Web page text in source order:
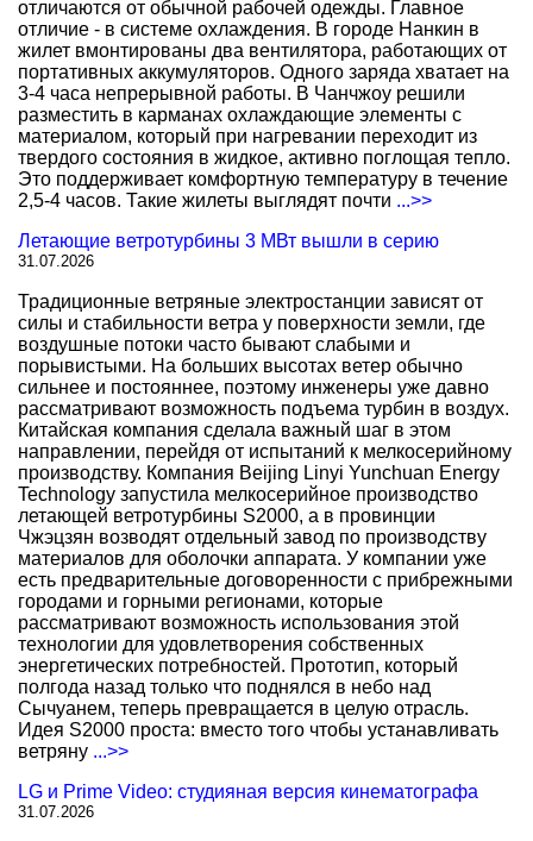
отличаются от обычной рабочей одежды. Главное
отличие - в системе охлаждения. В городе Нанкин в
жилет вмонтированы два вентилятора, работающих от
портативных аккумуляторов. Одного заряда хватает на
3-4 часа непрерывной работы. В Чанчжоу решили
разместить в карманах охлаждающие элементы с
материалом, который при нагревании переходит из
твердого состояния в жидкое, активно поглощая тепло.
Это поддерживает комфортную температуру в течение
2,5-4 часов. Такие жилеты выглядят почти ...>>
Летающие ветротурбины 3 МВт вышли в серию
31.07.2026
Традиционные ветряные электростанции зависят от
силы и стабильности ветра у поверхности земли, где
воздушные потоки часто бывают слабыми и
порывистыми. На больших высотах ветер обычно
сильнее и постояннее, поэтому инженеры уже давно
рассматривают возможность подъема турбин в воздух.
Китайская компания сделала важный шаг в этом
направлении, перейдя от испытаний к мелкосерийному
производству. Компания Beijing Linyi Yunchuan Energy
Technology запустила мелкосерийное производство
летающей ветротурбины S2000, а в провинции
Чжэцзян возводят отдельный завод по производству
материалов для оболочки аппарата. У компании уже
есть предварительные договоренности с прибрежными
городами и горными регионами, которые
рассматривают возможность использования этой
технологии для удовлетворения собственных
энергетических потребностей. Прототип, который
полгода назад только что поднялся в небо над
Сычуанем, теперь превращается в целую отрасль.
Идея S2000 проста: вместо того чтобы устанавливать
ветряну ...>>
LG и Prime Video: студияная версия кинематографа
31.07.2026